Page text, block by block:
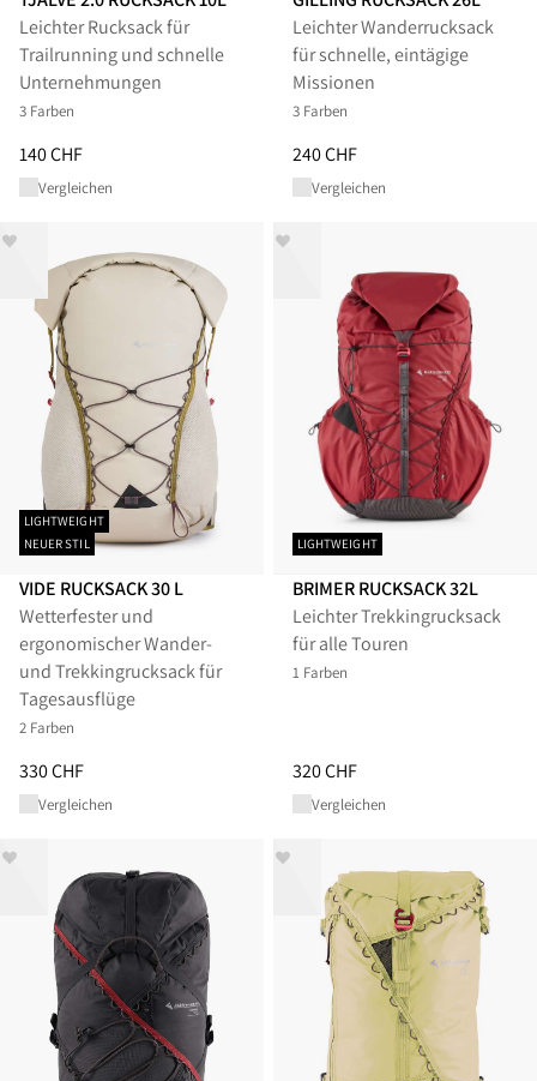
Leichter Rucksack für
Trailrunning und schnelle
Unternehmungen
3 Farben
Preis:140 CHF, reduziert von 140 CHF
140 CHF
Vergleichen
Leichter Wanderrucksack
für schnelle, eintägige
Missionen
3 Farben
Preis:240 CHF, reduziert von
240 CHF
Vergleichen
LIGHTWEIGHT
NEUER STIL
VIDE RUCKSACK 30 L
Wetterfester und
ergonomischer Wander-
und Trekkingrucksack für
Tagesausflüge
2 Farben
Preis:330 CHF, reduziert von 330 CHF
330 CHF
Vergleichen
LIGHTWEIGHT
BRIMER RUCKSACK 32L
Leichter Trekkingrucksack
für alle Touren
1 Farben
Preis:320 CHF, reduziert von
320 CHF
Vergleichen